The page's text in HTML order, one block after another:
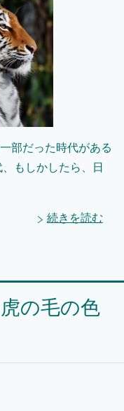
部だった時代がある
もしかしたら、日
続きを読む
の毛の色